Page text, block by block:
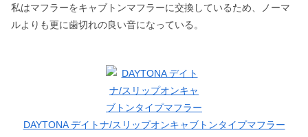
私はマフラーをキャブトンマフラーに交換しているため、ノーマ
ルよりも更に歯切れの良い音になっている。
DAYTONA デイトナ/スリップオンキャブトンタイプマフラー